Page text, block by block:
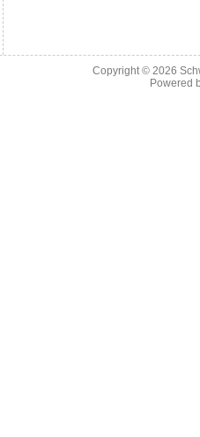
Copyright © 2026
Powered